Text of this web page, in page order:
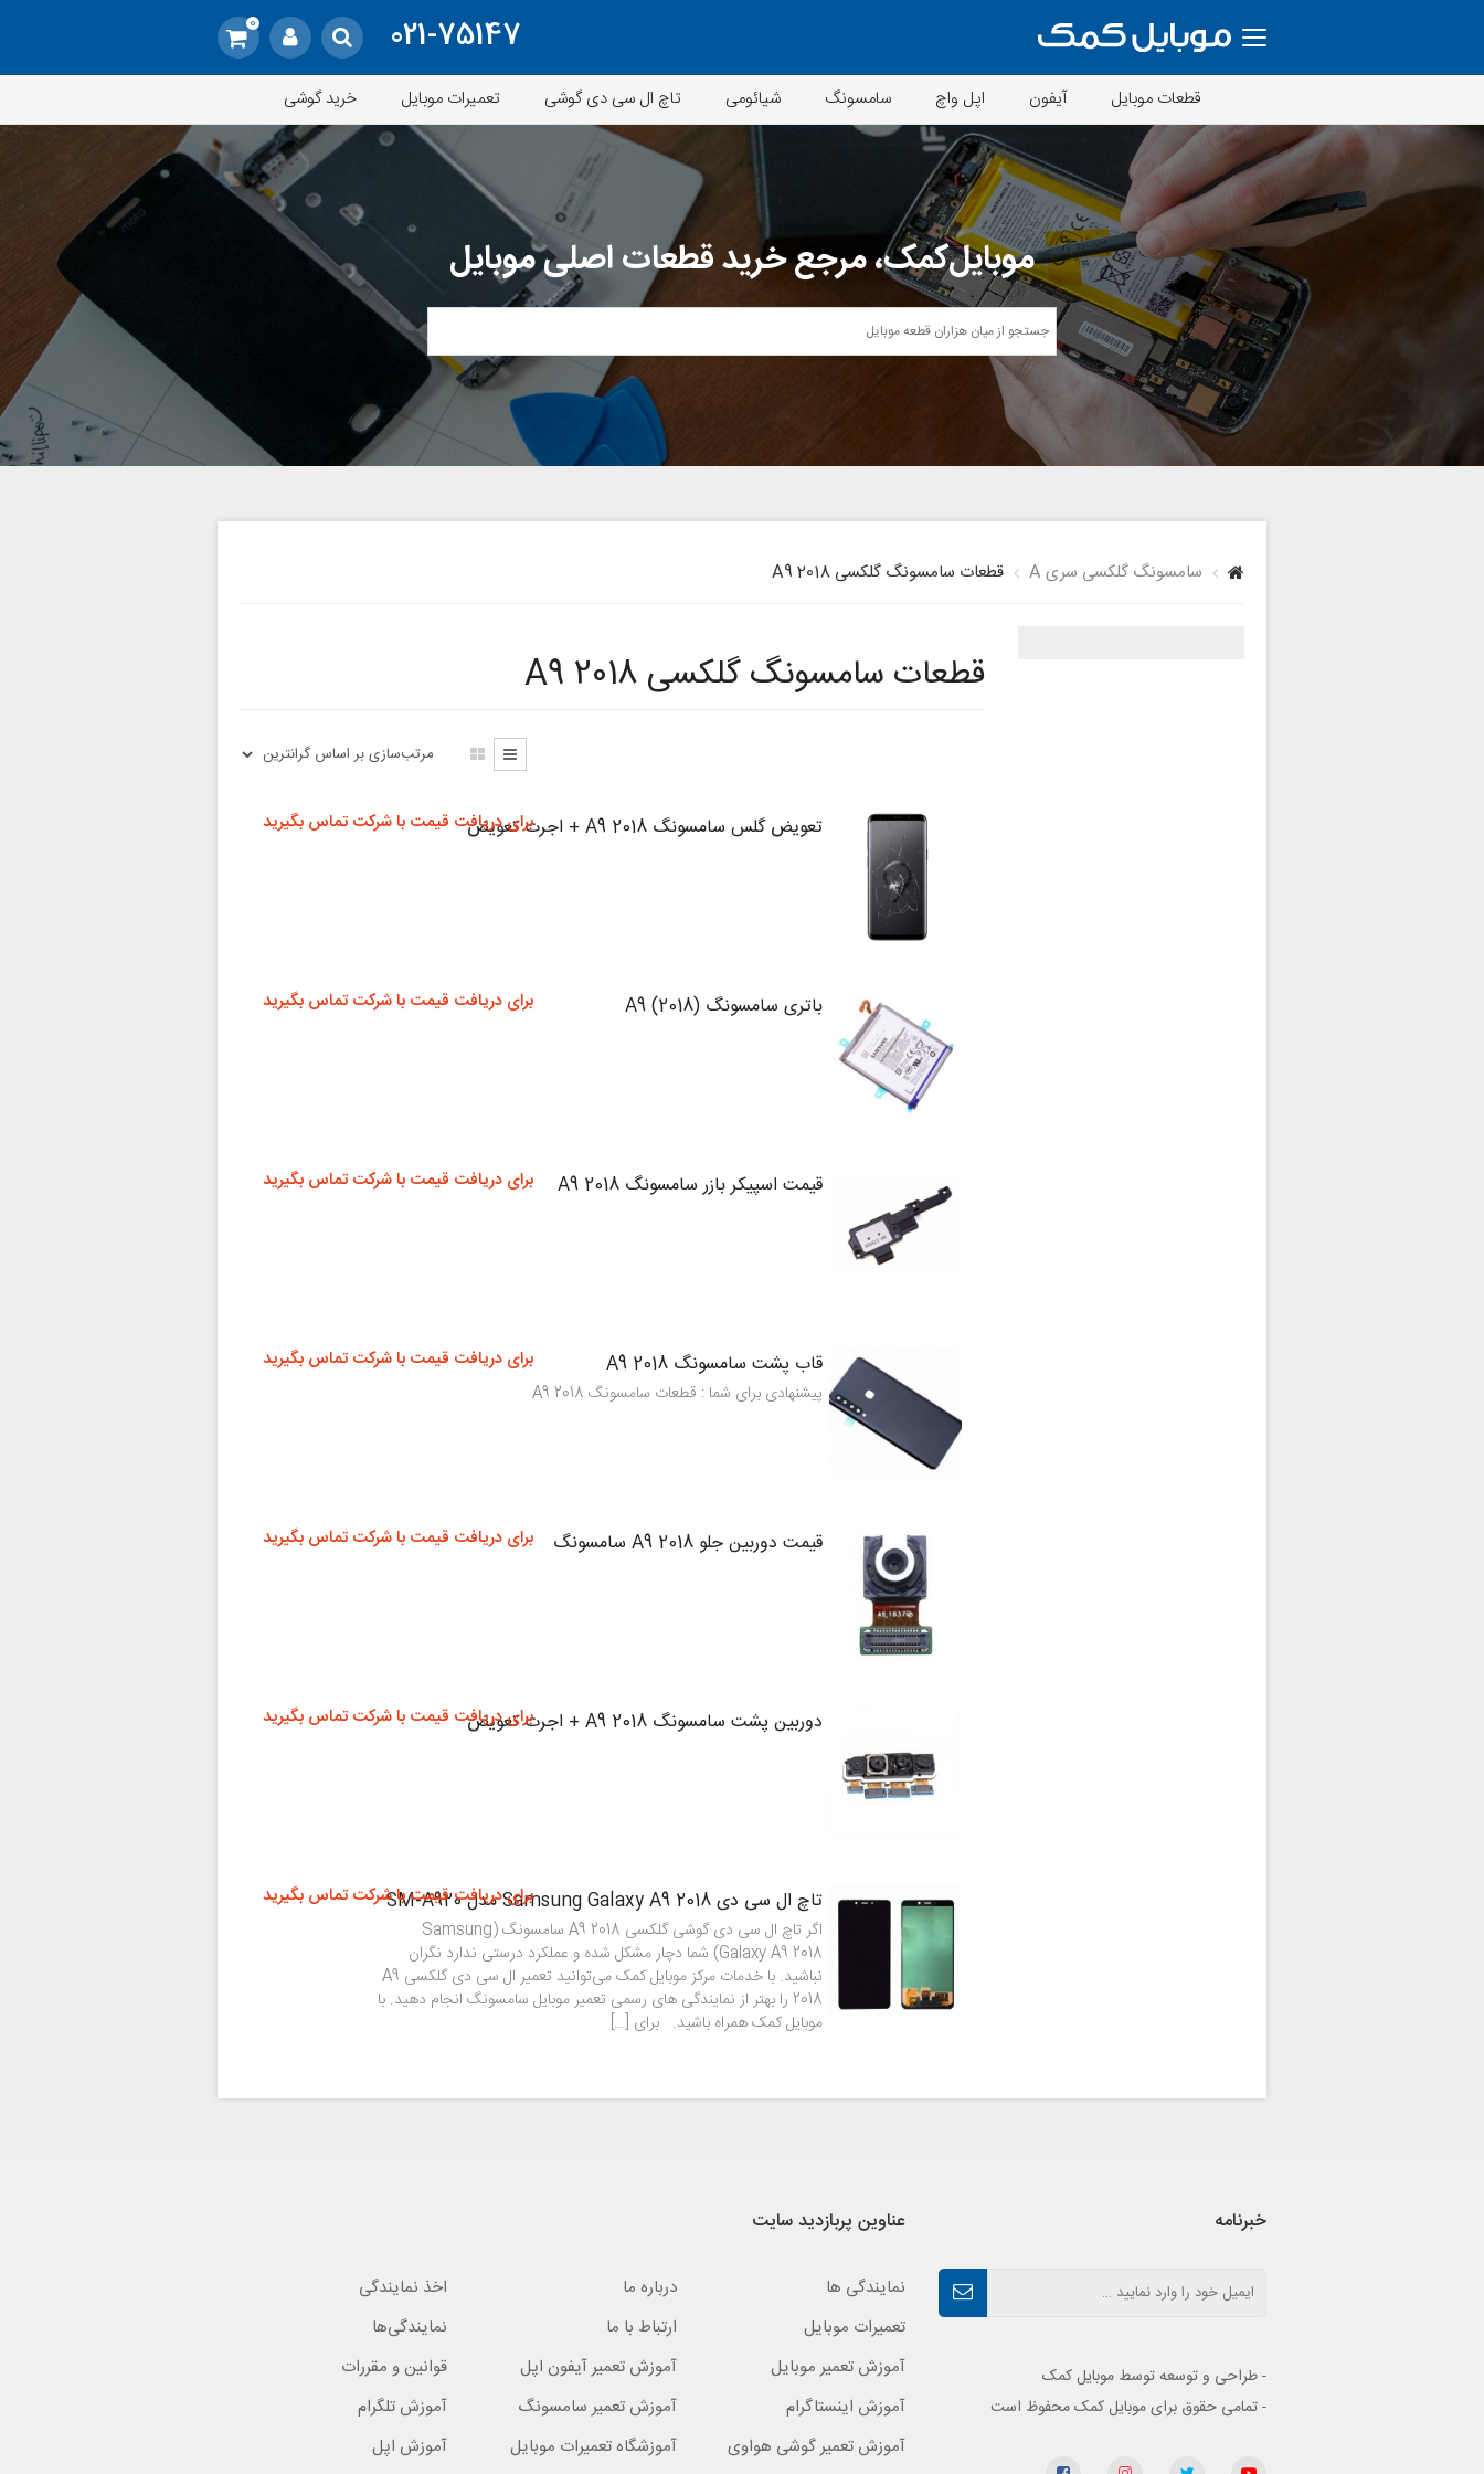
021-75147
0
قطعات موبایل آیفون اپل واچ سامسونگ شیائومی تاچ ال سی دی گوشی تعمیرات موبایل خرید گوشی
موبایل‌کمک، مرجع خرید قطعات اصلی موبایل
سامسونگ گلکسی سری A قطعات سامسونگ گلکسی A9 2018
قطعات سامسونگ گلکسی A9 2018
تعویض گلس سامسونگ A9 2018 + اجرت تعویض برای دریافت قیمت با شرکت تماس بگیرید
باتری سامسونگ (A9 (2018 برای دریافت قیمت با شرکت تماس بگیرید
قیمت اسپیکر بازر سامسونگ A9 2018 برای دریافت قیمت با شرکت تماس بگیرید
قاب پشت سامسونگ A9 2018
پیشنهادی برای شما : قطعات سامسونگ A9 2018
برای دریافت قیمت با شرکت تماس بگیرید
قیمت دوربین جلو A9 2018 سامسونگ برای دریافت قیمت با شرکت تماس بگیرید
دوربین پشت سامسونگ A9 2018 + اجرت تعویض برای دریافت قیمت با شرکت تماس بگیرید
تاچ ال سی دی Samsung Galaxy A9 2018 مدل SM-A920
اگر تاچ ال سی دی گوشی گلکسی A9 2018 سامسونگ (Samsung
Galaxy A9 2018) شما دچار مشکل شده و عملکرد درستی ندارد نگران
نباشید. با خدمات مرکز موبایل کمک می‌توانید تعمیر ال سی دی گلکسی A9
2018 را بهتر از نمایندگی های رسمی تعمیر موبایل سامسونگ انجام دهید. با
موبایل کمک همراه باشید. برای […]
برای دریافت قیمت با شرکت تماس بگیرید
خبرنامه
- طراحی و توسعه توسط موبایل کمک
- تمامی حقوق برای موبایل کمک محفوظ است
عناوین پربازدید سایت
نمایندگی ها درباره ما
اخذ نمایندگی
تعمیرات موبایل
ارتباط با ما
نمایندگی‌ها
آموزش تعمیر موبایل
آموزش تعمیر آیفون اپل
قوانین و مقررات
آموزش اینستاگرام
آموزش تعمیر سامسونگ
آموزش تلگرام
آموزش تعمیر گوشی هواوی
آموزشگاه تعمیرات موبایل
آموزش اپل